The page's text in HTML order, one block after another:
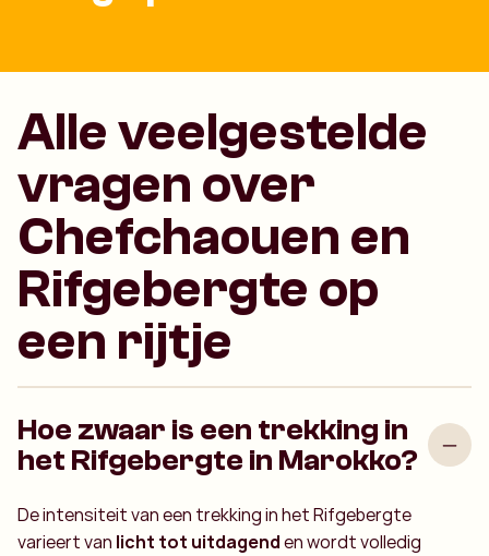
Alle veelgestelde
vragen over
Chefchaouen en
Rifgebergte op
een rijtje
Hoe zwaar is een trekking in
het Rifgebergte in Marokko?
De intensiteit van een trekking in het Rifgebergte
varieert van licht tot uitdagenden wordt volledig